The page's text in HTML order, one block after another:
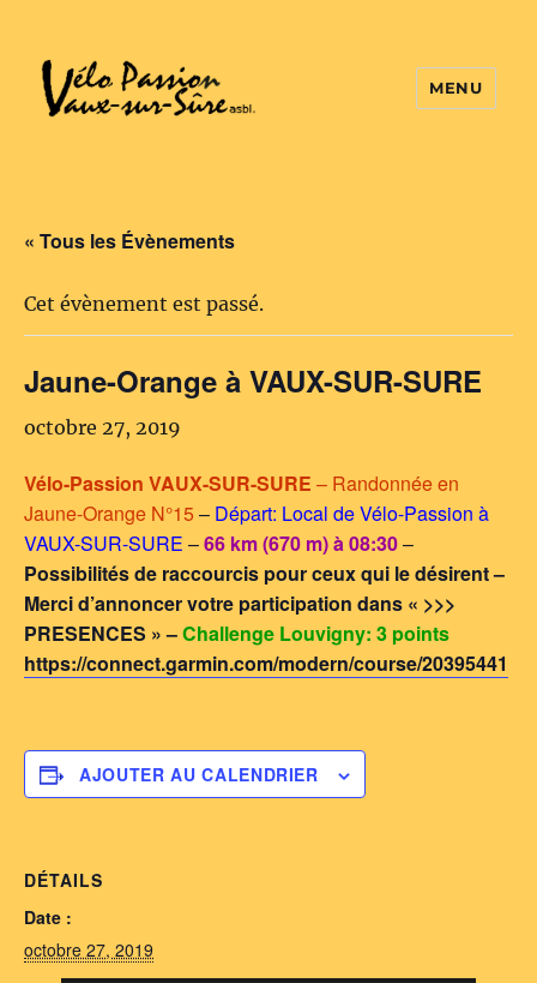
MENU
« Tous les Évènements
Cet évènement est passé.
Jaune-Orange à VAUX-SUR-SURE
octobre 27, 2019
Vélo-Passion VAUX-SUR-SURE – Randonnée en
Jaune-Orange N°15 – Départ: Local de Vélo-Passion à
VAUX-SUR-SURE –66 km (670 m) à 08:30–
Possibilités de raccourcis pour ceux qui le désirent –
Merci d’annoncer votre participation dans « >>>
PRESENCES » –Challenge Louvigny: 3 points
https://connect.garmin.com/modern/course/20395441
AJOUTER AU CALENDRIER
DÉTAILS
Date :
octobre 27, 2019